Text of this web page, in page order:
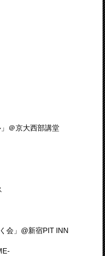
＠京大西部講堂
会」@新宿PIT INN